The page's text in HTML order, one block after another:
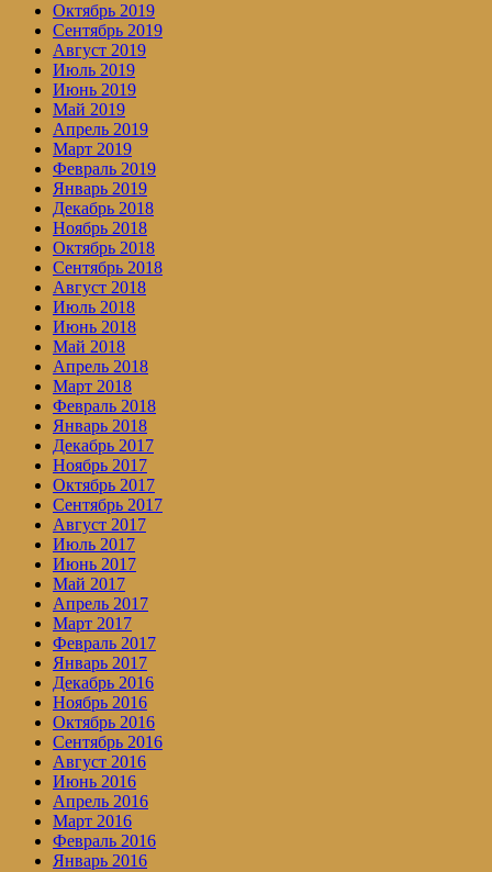
Октябрь 2019
Сентябрь 2019
Август 2019
Июль 2019
Июнь 2019
Май 2019
Апрель 2019
Март 2019
Февраль 2019
Январь 2019
Декабрь 2018
Ноябрь 2018
Октябрь 2018
Сентябрь 2018
Август 2018
Июль 2018
Июнь 2018
Май 2018
Апрель 2018
Март 2018
Февраль 2018
Январь 2018
Декабрь 2017
Ноябрь 2017
Октябрь 2017
Сентябрь 2017
Август 2017
Июль 2017
Июнь 2017
Май 2017
Апрель 2017
Март 2017
Февраль 2017
Январь 2017
Декабрь 2016
Ноябрь 2016
Октябрь 2016
Сентябрь 2016
Август 2016
Июнь 2016
Апрель 2016
Март 2016
Февраль 2016
Январь 2016